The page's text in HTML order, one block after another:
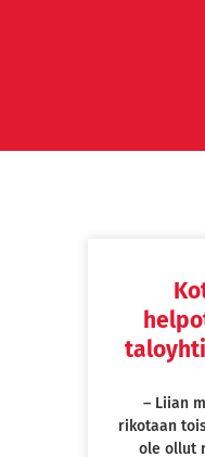
– Liian
rikotaan
ole ollut